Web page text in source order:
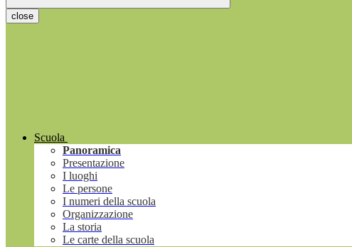
close
Scuola
Panoramica
Presentazione
I luoghi
Le persone
I numeri della scuola
Organizzazione
La storia
Le carte della scuola